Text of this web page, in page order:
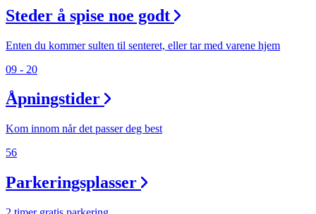
Steder å spise noe godt
Enten du kommer sulten til senteret, eller tar med varene hjem
09 - 20
Åpningstider
Kom innom når det passer deg best
56
Parkeringsplasser